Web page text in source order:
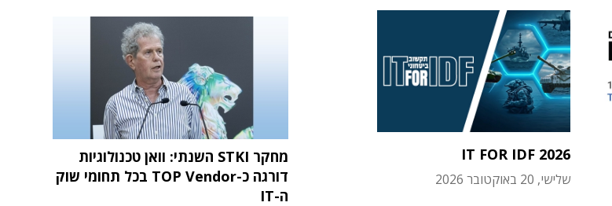
IT FOR IDF 2026
שלישי, 20 באוקטובר 2026
מחקר STKI השנתי: וואן טכנולוגיות
דורגה כ-TOP Vendor בכל תחומי שוק
ה-IT